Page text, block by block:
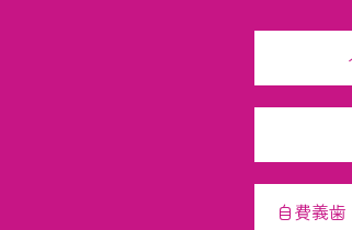
自費義